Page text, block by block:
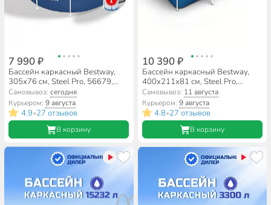
7 990 ₽
Бассейн каркасный Bestway,
305х76 см, Steel Pro, 56679,
фильтр-насос, 4678 л
Самовывоз:сегодня
Курьером:9 августа
4.9•27 отзывов
В корзину
10 390 ₽
Бассейн каркасный Bestway,
400х211х81 см, Steel Pro,
56405, 5700 л
Самовывоз: 11 августа
Курьером: 9 августа
4.8•27 отзывов
В корзину